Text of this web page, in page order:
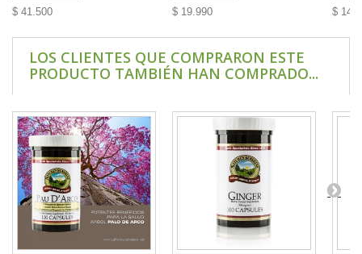
$ 41.500 $ 19.990 $
LOS CLIENTES QUE COMPRARON ESTE
PRODUCTO TAMBIÉN HAN COMPRADO...